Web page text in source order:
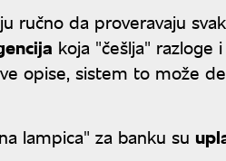
ručno da proveravaju
koja "češlja" razloge
opise, sistem to može
lampica" za banku su